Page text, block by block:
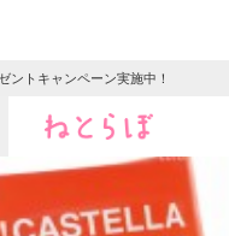
ントキャンペーン実施中！